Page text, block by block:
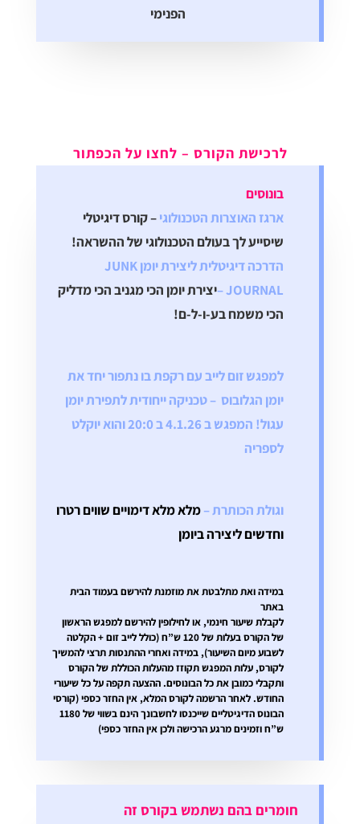
הפנימי
לרכישת הקורס – לחצו על הכפתור
בונוסים
ארגז האוצרות הטכנולוגי– קורס דיגיטלי
שיסייע לך בעולם הטכנולוגי של ההשראה!
הדרכה דיגיטלית ליצירת יומן JUNK
JOURNAL – יצירת יומן הכי מגניב הכי מדליק
הכי משמח בע-ו-ל-ם!
למפגש זום לייב עם רקפת בו נתפור יחד את
יומן הגלובוס – טכניקה ייחודית לתפירת יומן
עגול! המפגש ב 4.1.26 ב 20:0 והוא יוקלט
לספריה
וגולת הכותרת –מלא מלא דימויים שווים רטרו
וחדשים ליצירה ביומן
במידה ואת מתלבטת את מוזמנת להירשם בעמוד הבית
באתר
לקבלת שיעור חינמי, או לחילופין להירשם למפגש הראשון
של הקורס בעלות של 120 ש”ח (כולל לייב זום + הקלטה
לשבוע מיום השיעור), במידה ואחרי ההתנסות תרצי להמשיך
לקורס, עלות המפגש תקוזז מהעלות הכוללת של הקורס
ותקבלי כמובן את כל הבונוסים. ההצעה תקפה על כל שיעורי
החודש. לאחר הרשמה לקורס המלא, אין החזר כספי(קורסי
הבונוס הדיגיטליים שייכנסו לחשבונך הינם בשווי של 1180
ש”ח וזמינים מרגע הרכישהולכן אין החזר כספי)
חומרים בהם נשתמש בקורס זה